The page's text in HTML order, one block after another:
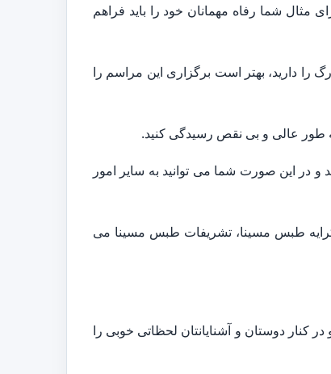
مثال شما رفاه مهمانان خود را باید فراهم
را دارید، بهتر است برگزاری این مراسم را
طور عالی و بی نقص رسیدگی کنید.
در این صورت شما می توانید به سایر امور
طبس مسینا، تشریفات طبس مسینا می
کنار دوستان و آشنایانتان لحظاتی خوبی را